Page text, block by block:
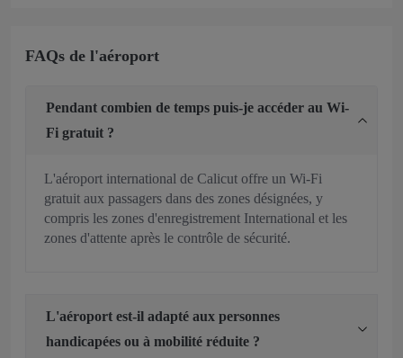
FAQs de l'aéroport
Pendant combien de temps puis-je accéder au Wi-
Fi gratuit ?
L'aéroport international de Calicut offre un Wi-Fi
gratuit aux passagers dans des zones désignées, y
compris les zones d'enregistrement International et les
zones d'attente après le contrôle de sécurité.
L'aéroport est-il adapté aux personnes
handicapées ou à mobilité réduite ?